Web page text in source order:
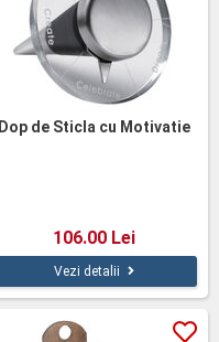
Dop de Sticla cu Motivatie
106.00 Lei
Vezi detalii